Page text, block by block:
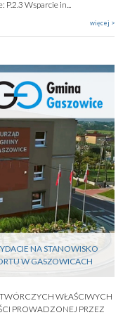
Wsparcie in...
więcej >
NA STANOWISKO
W GASZOWICACH
WŁAŚCIWYCH
PROWADZONEJ PRZEZ